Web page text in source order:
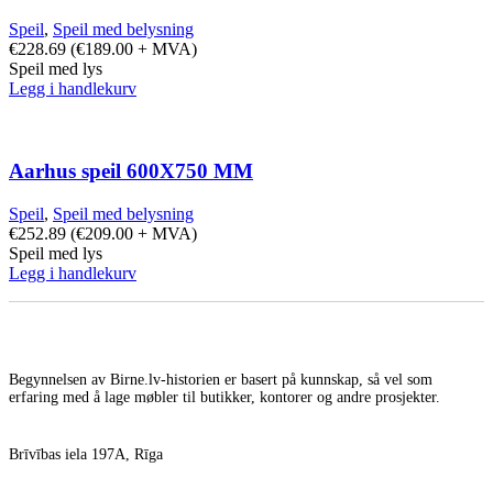
Speil, Speil med belysning
€228.69 (€189.00 + MVA)
Speil med lys
Legg i handlekurv
Aarhus speil 600X750 MM
Speil, Speil med belysning
€252.89 (€209.00 + MVA)
Speil med lys
Legg i handlekurv
Begynnelsen av Birne.lv-historien er basert på kunnskap, så vel som
erfaring med å lage møbler til butikker, kontorer og andre prosjekter.
Brīvības iela 197A, Rīga